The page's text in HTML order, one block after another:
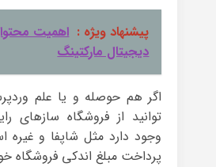
پیشنهاد ویژه : اهمیت
دیجیتال مارکتینگ
اگر هم حوصله و یا علم
توانید از فروشگاه سازهای
وجود دارد مثل شاپفا و غیره
پرداخت مبلغ اندکی فروشگاه